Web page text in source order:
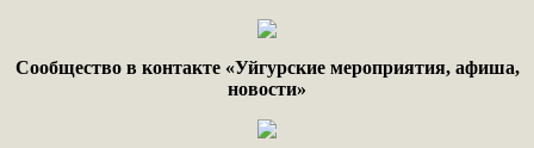
Сообщество в контакте «Уйгурские мероприятия, афиша,
новости»